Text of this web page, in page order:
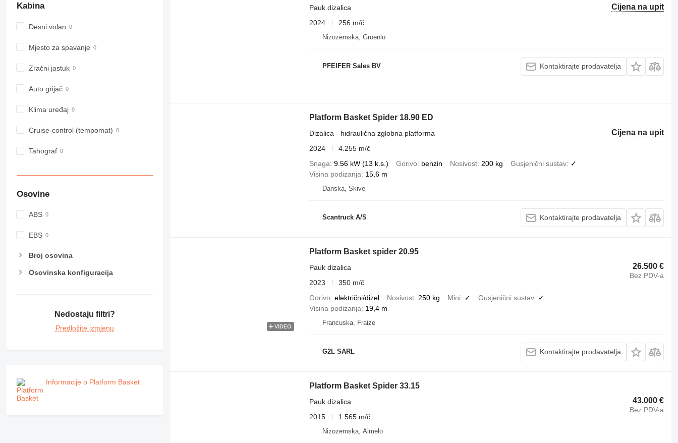
Kabina
Desni volan
Mjesto za spavanje
Zračni jastuk
Auto grijač
Klima uređaj
Cruise-control (tempomat)
Tahograf
Osovine
ABS
EBS
Broj osovina
Osovinska konfiguracija
Nedostaju filtri?
Predložite izmjenu
Informacije o Platform Basket
Cijena na upit
Pauk dizalica
2024
256 m/č
Nizozemska, Groenlo
PFEIFER Sales BV Kontaktirajte prodavatelja
Platform Basket Spider 18.90 ED
Cijena na upit
Dizalica - hidraulična zglobna platforma
2024
4.255 m/č
Snaga 9.56 kW (13 k.s.) Gorivo benzin Nosivost 200 kg Gusjenični sustav
✓
Visina podizanja
15,6 m
Danska, Skive
Scantruck A/S Kontaktirajte prodavatelja
VIDEO
Platform Basket spider 20.95
26.500 €
Bez PDV-a
Pauk dizalica
2023
350 m/č
Gorivo električni/dizel Nosivost 250 kg Mini ✓ Gusjenični sustav
✓
Visina podizanja
19,4 m
Francuska, Fraize
G2L SARL Kontaktirajte prodavatelja
Platform Basket Spider 33.15
43.000 €
Bez PDV-a
Pauk dizalica
2015
1.565 m/č
Nizozemska, Almelo